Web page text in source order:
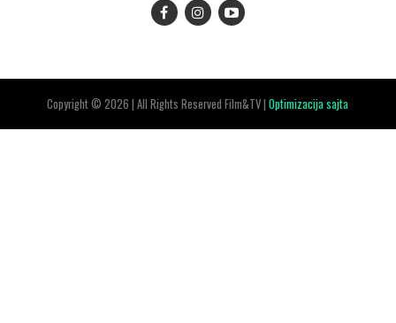
Copyright © 2026 | All Rights Reserved Film&TV |Optimizacija sajta